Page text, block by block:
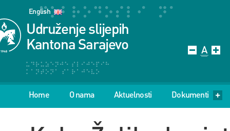
English
Udruženje slijepih
Kantona Sarajevo
Home O nama Aktuelnosti Dokumenti